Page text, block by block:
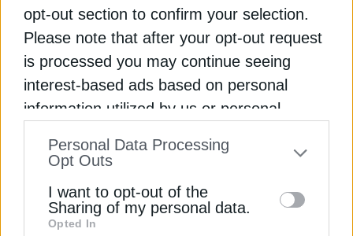
opt-out section to confirm your selection.
Please note that after your opt-out request
is processed you may continue seeing
interest-based ads based on personal
information utilized by us or personal
to your opt-out. You may separately opt-out
information by third parties on the IAB’s list
of downstream participants. This
Personal Data Processing
Opt Outs
I want to opt-out of the
Sharing of my personal data.
Opted In
Διαβάστε ακόμη